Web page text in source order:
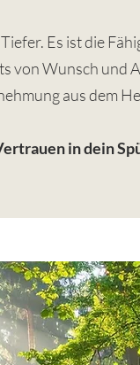
Es ist die
von Wunsch und
aus dem
in dein